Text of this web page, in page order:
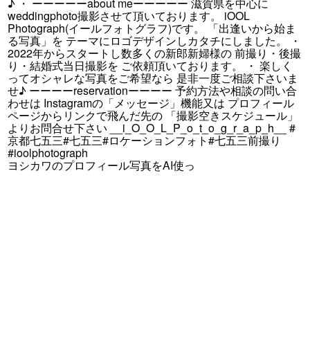
ヨシカワのプロフィール写真をAI使っ